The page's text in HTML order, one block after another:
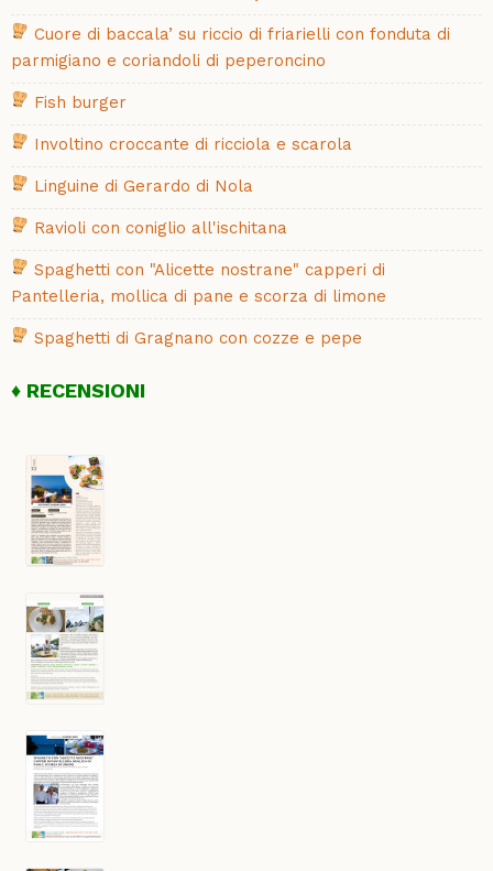
Cuore di baccala’ su riccio di friarielli con fonduta di
parmigiano e coriandoli di peperoncino
Fish burger
Involtino croccante di ricciola e scarola
Linguine di Gerardo di Nola
Ravioli con coniglio all'ischitana
Spaghetti con "Alicette nostrane" capperi di
Pantelleria, mollica di pane e scorza di limone
Spaghetti di Gragnano con cozze e pepe
RECENSIONI